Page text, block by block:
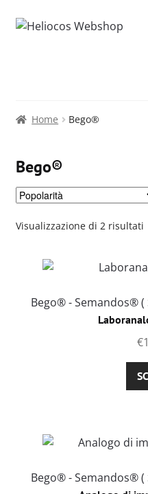
Home Bego®
Bego®
Visualizzazione di 2 risultati
Bego® - Semandos® (
€
Bego® - Semandos® (